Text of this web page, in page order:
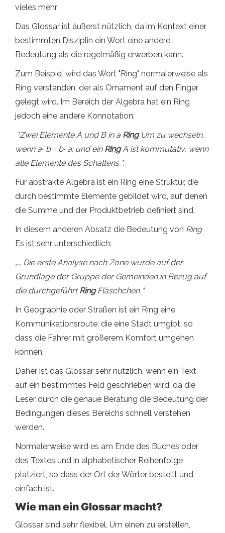
vieles mehr.
Das Glossar ist äußerst nützlich, da im Kontext einer
bestimmten Disziplin ein Wort eine andere
Bedeutung als die regelmäßig erwerben kann.
Zum Beispiel wird das Wort "Ring" normalerweise als
Ring verstanden, der als Ornament auf den Finger
gelegt wird. Im Bereich der Algebra hat ein Ring
jedoch eine andere Konnotation:
"Zwei Elemente A und B in a RingUm zu wechseln,
wenn a∙ b = b∙ a; und ein RingA ist kommutativ, wenn
alle Elemente des Schaltens ".
Für abstrakte Algebra ist ein Ring eine Struktur, die
durch bestimmte Elemente gebildet wird, auf denen
die Summe und der Produktbetrieb definiert sind.
In diesem anderen Absatz die Bedeutung von Ring
Es ist sehr unterschiedlich:
„… Die erste Analyse nach Zone wurde auf der
Grundlage der Gruppe der Gemeinden in Bezug auf
die durchgeführtRingFläschchen ".
In Geographie oder Straßen ist ein Ring eine
Kommunikationsroute, die eine Stadt umgibt, so
dass die Fahrer mit größerem Komfort umgehen
können.
Daher ist das Glossar sehr nützlich, wenn ein Text
auf ein bestimmtes Feld geschrieben wird, da die
Leser durch die genaue Beratung die Bedeutung der
Bedingungen dieses Bereichs schnell verstehen
werden.
Normalerweise wird es am Ende des Buches oder
des Textes und in alphabetischer Reihenfolge
platziert, so dass der Ort der Wörter bestellt und
einfach ist.
Wie man ein Glossar macht?
Glossar sind sehr flexibel. Um einen zu erstellen,